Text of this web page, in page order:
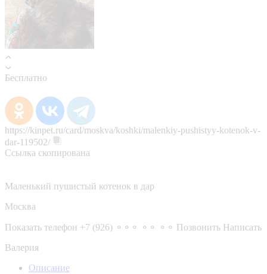
Бесплатно
https://kinpet.ru/card/moskva/koshki/malenkiy-pushistyy-kotenok-v-
dar-119502/
Ссылка скопирована
Маленький пушистый котенок в дар
Москва
Показать телефон +7 (926) ⚬⚬⚬ ⚬⚬ ⚬⚬ Позвонить Написать
Валерия
Описание